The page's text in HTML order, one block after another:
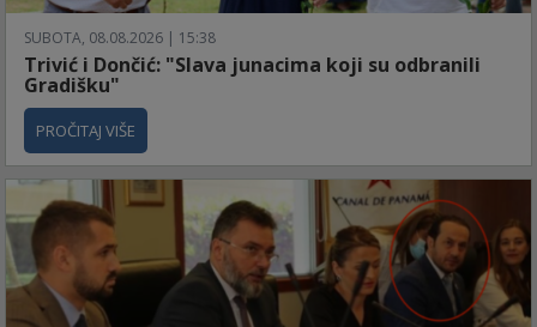
SUBOTA, 08.08.2026 | 15:38
Trivić i Dončić: "Slava junacima koji su odbranili
Gradišku"
PROČITAJ VIŠE